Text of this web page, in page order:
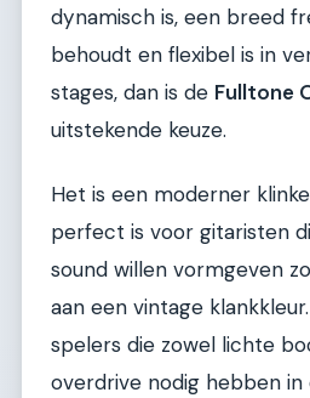
dynamisch is, een breed
behoudt en flexibel is in
stages, dan is de Fulltone
uitstekende keuze.
Het is een moderner
perfect is voor gitaristen
sound willen vormgeven
aan een vintage
spelers die zowel lichte
overdrive nodig hebben in